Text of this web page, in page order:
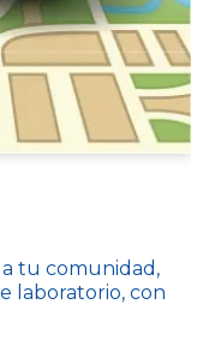
a tu comunidad,
laboratorio, con